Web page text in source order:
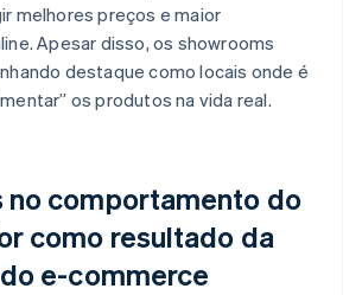
melhores preços e maior
Apesar disso, os showrooms
destaque como locais onde é
os produtos na vida real.
no comportamento do
como resultado da
e-commerce